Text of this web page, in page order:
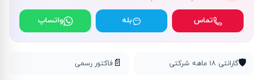
تماس بله واتساپ
🛡️گارانتی ۱۸ ماهه شرکتی 📄 فاکتور رسمی